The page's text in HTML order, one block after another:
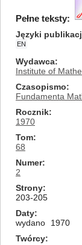
Pełne teksty:
Języki
EN
Wydawca
Institute of
Czasopismo
Fundamenta
Rocznik
1970
Tom
68
Numer
2
Strony
203-205
Daty
wydano
1970
Twórcy